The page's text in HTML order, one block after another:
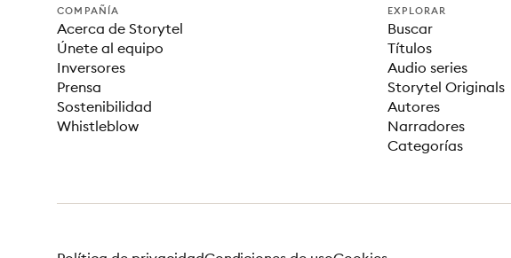
COMPAÑÍA
Acerca de Storytel
Únete al equipo
Inversores
Prensa
Sostenibilidad
Whistleblow
EXPLORAR
Buscar
Títulos
Audio series
Storytel Originals
Autores
Narradores
Categorías